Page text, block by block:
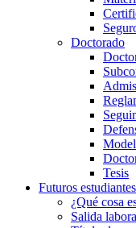
Doctorado
Tesis
Futuros estudiantes
¿Qué cosa
Salida